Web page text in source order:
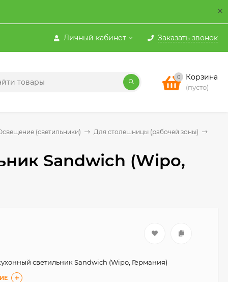
×
Личный кабинет Заказать звонок
0 Корзина
(пусто)
(светильники) Для столешницы (рабочей зоны)
Sandwich (Wipo,
светильник Sandwich (Wipo, Германия)